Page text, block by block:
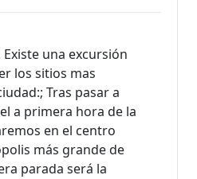
una excursión
los sitios mas
Tras pasar a
a primera hora de la
en el centro
más grande de
parada será la